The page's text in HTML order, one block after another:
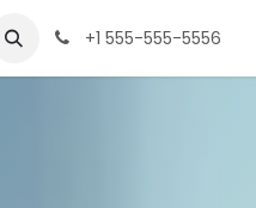
Contactez-nous+1 555-555-5556